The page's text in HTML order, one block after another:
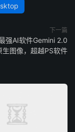
下一篇
强AI软件Gemini 2.0
生图像，超越PS软件